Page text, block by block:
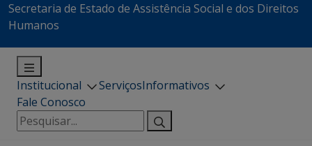
Secretaria de Estado de Assistência Social e dos Direitos
Humanos
Institucional ServiçosInformativos
Fale Conosco
Pesquisar
por: